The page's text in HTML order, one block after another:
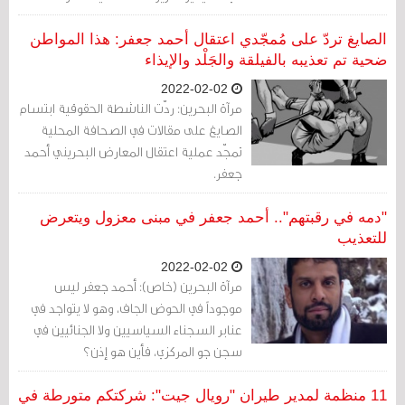
القضية باعتبارها القضية الأولى من نوعها منذ
انتخاب اللواء الإماراتي أحمد ناصر الريسي
لرئاسة الإنتربول.
الصايغ تردّ على مُمجّدي اعتقال أحمد جعفر: هذا المواطن
ضحية تم تعذيبه بالفيلقة والجَلْد والإيذاء
مرآة البحرين: ردّت الناشطة الحقوقية ابتسام
الصايغ على مقالات في الصحافة المحلية
تمجّد عملية اعتقال المعارض البحريني أحمد
جعفر.
"دمه في رقبتهم".. أحمد جعفر في مبنى معزول ويتعرض
للتعذيب
مرآة البحرين (خاص): أحمد جعفر ليس
موجوداً في الحوض الجاف، وهو لا يتواجد في
عنابر السجناء السياسيين ولا الجنائيين في
سجن جو المركزي، فأين هو إذن؟
11 منظمة لمدير طيران "رويال جيت": شركتكم متورطة في